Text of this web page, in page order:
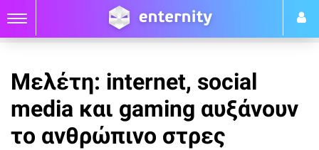
Μελέτη: internet, social
media και gaming αυξάνουν
το ανθρώπινο στρες